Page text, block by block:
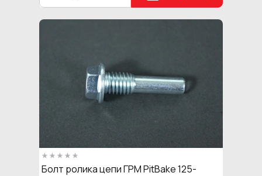
Болт ролика цепи ГРМ PitBake 125-